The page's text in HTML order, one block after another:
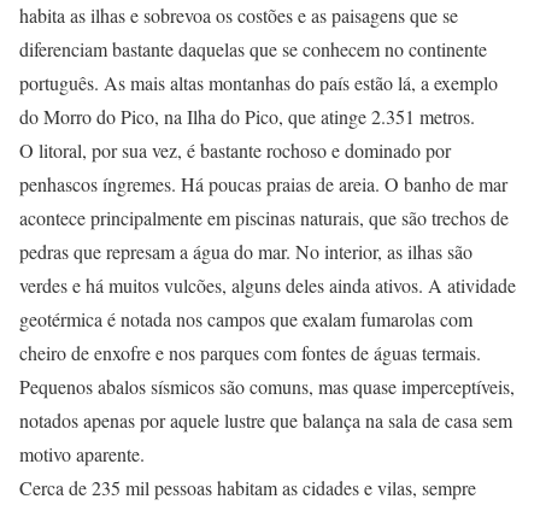
habita as ilhas e sobrevoa os costões e as paisagens que se
diferenciam bastante daquelas que se conhecem no continente
português. As mais altas montanhas do país estão lá, a exemplo
do Morro do Pico, na Ilha do Pico, que atinge 2.351 metros.
O litoral, por sua vez, é bastante rochoso e dominado por
penhascos íngremes. Há poucas praias de areia. O banho de mar
acontece principalmente em piscinas naturais, que são trechos de
pedras que represam a água do mar. No interior, as ilhas são
verdes e há muitos vulcões, alguns deles ainda ativos. A atividade
geotérmica é notada nos campos que exalam fumarolas com
cheiro de enxofre e nos parques com fontes de águas termais.
Pequenos abalos sísmicos são comuns, mas quase imperceptíveis,
notados apenas por aquele lustre que balança na sala de casa sem
motivo aparente.
Cerca de 235 mil pessoas habitam as cidades e vilas, sempre